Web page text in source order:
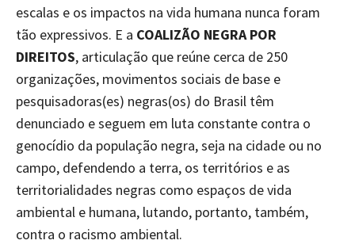
escalas e os impactos na vida humana nunca foram
tão expressivos. E a COALIZÃO NEGRA POR
DIREITOS, articulação que reúne cerca de 250
organizações, movimentos sociais de base e
pesquisadoras(es) negras(os) do Brasil têm
denunciado e seguem em luta constante contra o
genocídio da população negra, seja na cidade ou no
campo, defendendo a terra, os territórios e as
territorialidades negras como espaços de vida
ambiental e humana, lutando, portanto, também,
contra o racismo ambiental.